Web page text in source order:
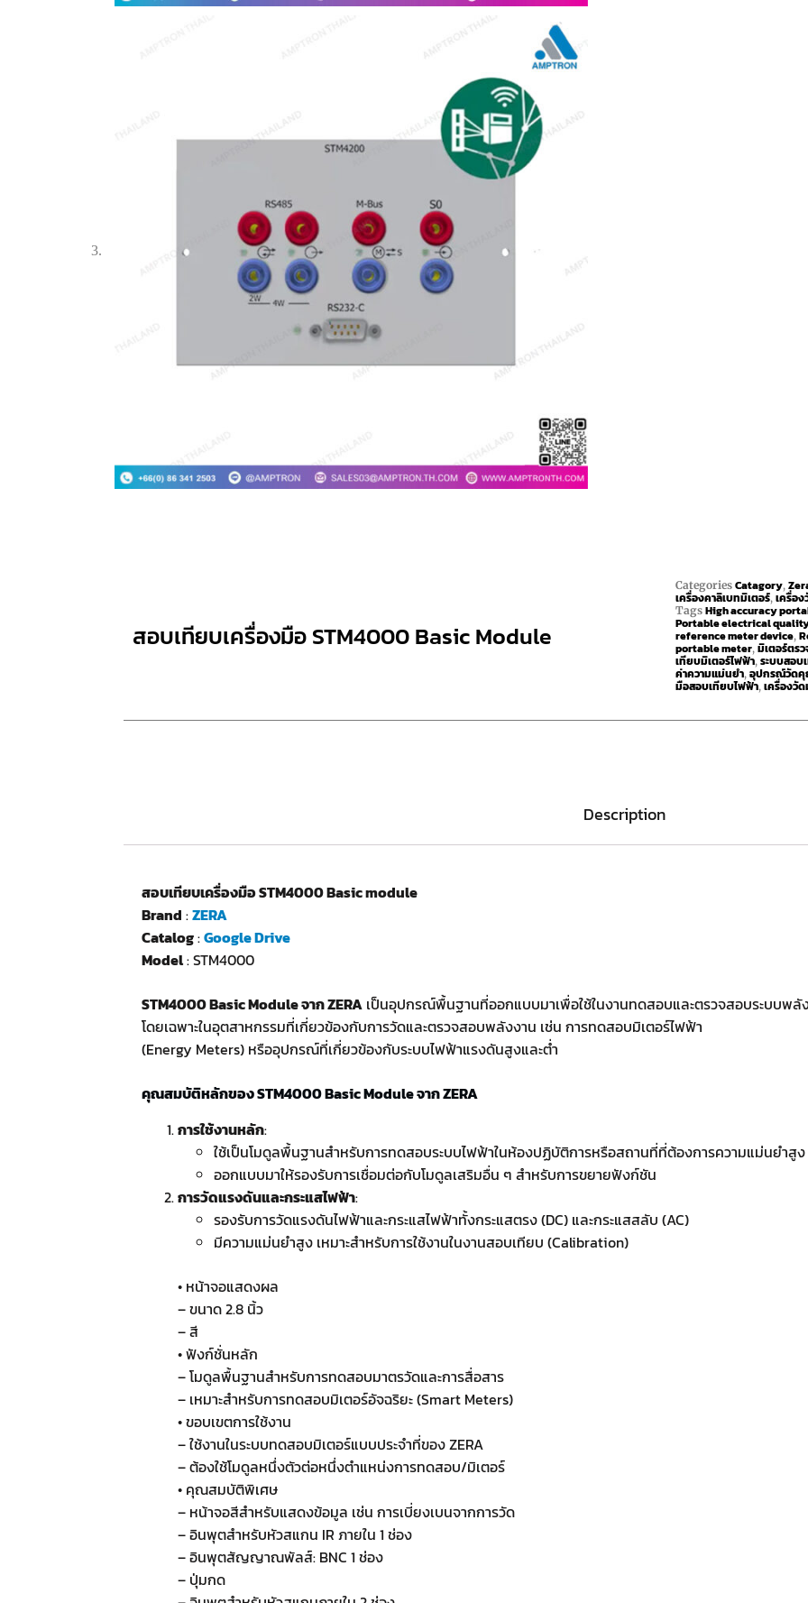
สอบเทียบเครื่องมือ STM4000 Basic Module
Categories Catagory,
เครื่องคาลิเบทมิเตอร์,เครื่อ
Tags High accuracy
Portable electrical
reference meter device,
portable meter,มิเตอร์ตร
เทียบมิเตอร์ไฟฟ้า,ระบบสอบ
ค่าความแม่นยำ,อุปกรณ์วัด
มือสอบเทียบไฟฟ้า,เครื่องวั
Description
สอบเทียบเครื่องมือ STM4000 Basic module
Brand :ZERA
Catalog:Google Drive
Model: STM4000
STM4000 Basic Module จาก ZERA เป็นอุปกรณ์พื้นฐานที่ออกแบบมาเพื่อใช้ในงานทดสอบและตรวจสอบระบบพลั
โดยเฉพาะในอุตสาหกรรมที่เกี่ยวข้องกับการวัดและตรวจสอบพลังงาน เช่น การทดสอบมิเตอร์ไฟฟ้า
(Energy Meters) หรืออุปกรณ์ที่เกี่ยวข้องกับระบบไฟฟ้าแรงดันสูงและต่ำ
คุณสมบัติหลักของ STM4000 Basic Module จาก ZERA
การใช้งานหลัก:
ใช้เป็นโมดูลพื้นฐานสำหรับการทดสอบระบบไฟฟ้าในห้องปฏิบัติการหรือสถานที่ที่ต้องการความแม่นยำสูง
ออกแบบมาให้รองรับการเชื่อมต่อกับโมดูลเสริมอื่น ๆ สำหรับการขยายฟังก์ชัน
การวัดแรงดันและกระแสไฟฟ้า:
รองรับการวัดแรงดันไฟฟ้าและกระแสไฟฟ้าทั้งกระแสตรง (DC) และกระแสสลับ (AC)
มีความแม่นยำสูง เหมาะสำหรับการใช้งานในงานสอบเทียบ (Calibration)
• หน้าจอแสดงผล
– ขนาด 2.8 นิ้ว
– สี
• ฟังก์ชั่นหลัก
– โมดูลพื้นฐานสำหรับการทดสอบมาตรวัดและการสื่อสาร
– เหมาะสำหรับการทดสอบมิเตอร์อัจฉริยะ (Smart Meters)
• ขอบเขตการใช้งาน
– ใช้งานในระบบทดสอบมิเตอร์แบบประจำที่ของ ZERA
– ต้องใช้โมดูลหนึ่งตัวต่อหนึ่งตำแหน่งการทดสอบ/มิเตอร์
• คุณสมบัติพิเศษ
– หน้าจอสีสำหรับแสดงข้อมูล เช่น การเบี่ยงเบนจากการวัด
– อินพุตสำหรับหัวสแกน IR ภายใน 1 ช่อง
– อินพุตสัญญาณพัลส์: BNC 1 ช่อง
– ปุ่มกด